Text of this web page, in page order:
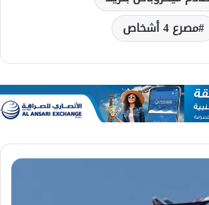
مصرع 4 أشخاص